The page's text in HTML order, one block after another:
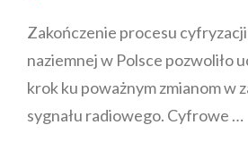
Zakończenie procesu
naziemnej w Polsce pozwoliło
krok ku poważnym zmianom w
sygnału radiowego. Cyfrowe …